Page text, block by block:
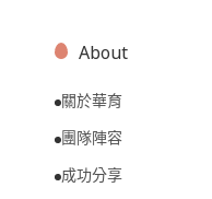
About
關於華育
團隊陣容
成功分享